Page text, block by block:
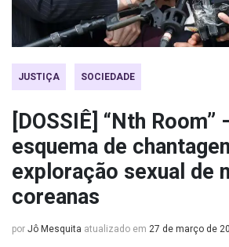
JUSTIÇA SOCIEDADE
[DOSSIÊ] “Nth Room”
esquema de
exploração sexual de
coreanas
por Jô Mesquita atualizado em 27 de março de